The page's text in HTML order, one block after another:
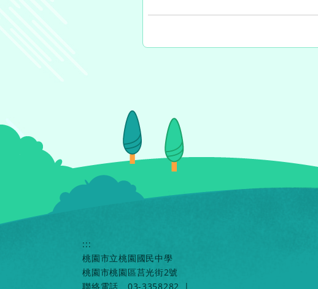
:::
桃園市立桃園國民中學
桃園市桃園區莒光街2號
聯絡電話
03-3358282 |